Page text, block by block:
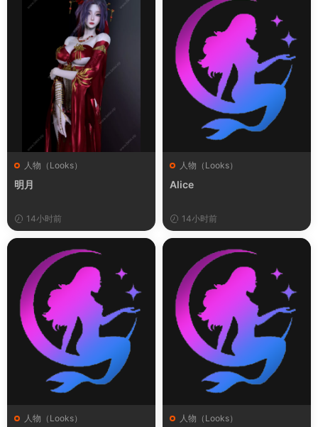
人物（Looks）
明月
14小时前
人物（Looks）
Alice
14小时前
人物（Looks） 人物（Looks）